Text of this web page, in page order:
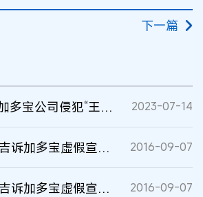
下一篇
广药集团诉加多宝公司侵犯“王老吉”注册商标权案一审民事判决书 2023-07-14
22胜！王老吉诉加多宝虚假宣传案二审胜诉，加多宝赔偿600万 2016-09-07
22胜！王老吉诉加多宝虚假宣传案二审胜诉，加多宝赔偿600万 2016-09-07